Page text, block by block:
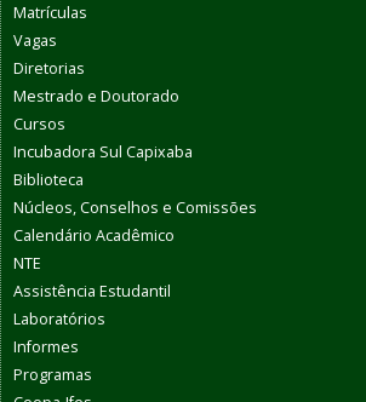
Matrículas
Vagas
Diretorias
Mestrado e Doutorado
Cursos
Incubadora Sul Capixaba
Biblioteca
Núcleos, Conselhos e Comissões
Calendário Acadêmico
NTE
Assistência Estudantil
Laboratórios
Informes
Programas